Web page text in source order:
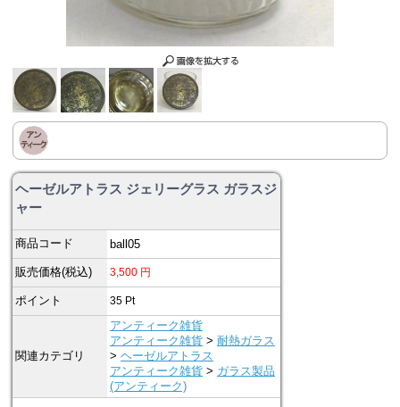
ヘーゼルアトラス ジェリーグラス ガラスジ
ャー
商品コード ball05
販売価格(税込) 3,500 円
ポイント 35 Pt
関連カテゴリ
アンティーク雑貨
アンティーク雑貨 >耐熱ガラス
>ヘーゼルアトラス
アンティーク雑貨 > ガラス製品
(アンティーク)